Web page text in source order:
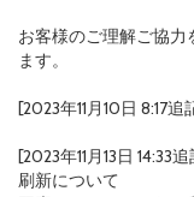
お客様のご理解ご協
ます。
[2023年11月10日 8:17
[2023年11月13日
刷新について